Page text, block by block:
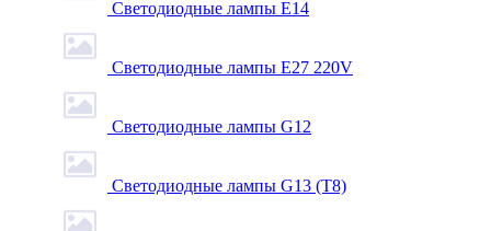
Светодиодные лампы E14
Светодиодные лампы E27 220V
Светодиодные лампы G12
Светодиодные лампы G13 (T8)